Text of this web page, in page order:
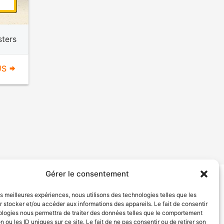
Gérer le consentement
meilleures expériences, nous utilisons des technologies telles que les
stocker et/ou accéder aux informations des appareils. Le fait de consentir
nous permettra de traiter des données telles que le comportement
ou les ID uniques sur ce site. Le fait de ne pas consentir ou de retirer son
de services Politique de confidentialité